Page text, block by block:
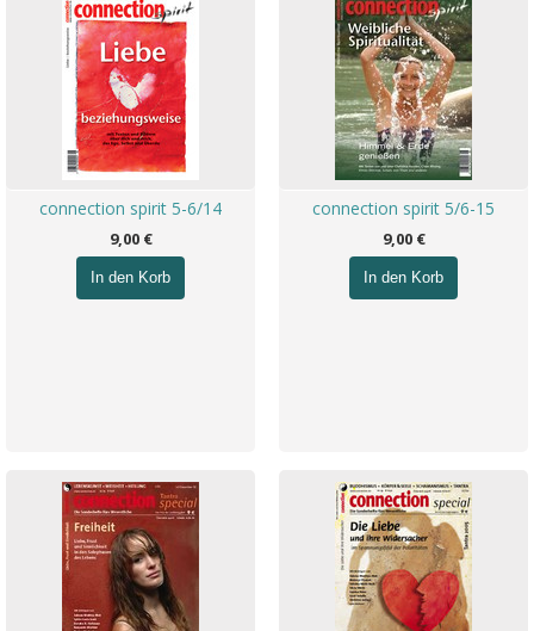
connection spirit 5-6/14
9,00 €
In den Korb
connection spirit 5/6-15
9,00 €
In den Korb